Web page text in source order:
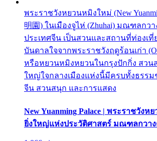
พระราชวังหยวนหมิงใหม่ (New
明園) ในเมืองจูไห่ (Zhuhai) มณฑลกวา
ประเทศจีน เป็นสวนและสถานที่ท่องเที่
บันดาลใจจากพระราชวังฤดูร้อนเก่า
หรือหยวนหมิงหยวนในกรุงปักกิ่ง สว
ใหญ่ใจกลางเมืองแห่งนี้มีครบทั้งธรรม
จีน สวนสนุก และการแสดง
New Yuanming Palace | พระราชวัง
ยิ่งใหญ่แห่งประวัติศาสตร์ มณฑลกวาง